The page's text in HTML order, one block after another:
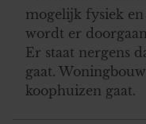
mogelijk fysiek
wordt er
Er staat nergens
gaat.
koophuizen gaat.